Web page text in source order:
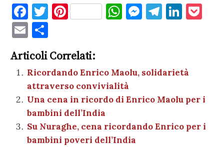
F
a
c
e
b
o
o
k
T
te
r
Pi
es
t
W
A
p
p
M
g
er
T
a
m
Li
dI
E
m
ai
l
n
di
vi
di
Articoli Correlati:
Ricordando Enrico Maolu, solidarietà
attraverso convivialità
Una cena in ricordo di Enrico Maolu per i
bambini dell’India
Su Nuraghe, cena ricordando Enrico per i
bambini poveri dell’India